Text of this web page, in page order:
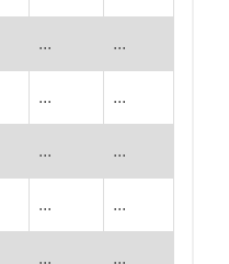
... ...
... ...
... ...
... ...
... ...